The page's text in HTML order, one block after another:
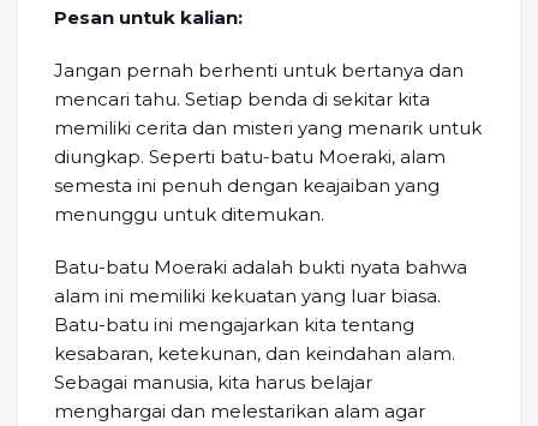
Pesan untuk kalian:
Jangan pernah berhenti untuk bertanya dan
mencari tahu. Setiap benda di sekitar kita
memiliki cerita dan misteri yang menarik untuk
diungkap. Seperti batu-batu Moeraki, alam
semesta ini penuh dengan keajaiban yang
menunggu untuk ditemukan.
Batu-batu Moeraki adalah bukti nyata bahwa
alam ini memiliki kekuatan yang luar biasa.
Batu-batu ini mengajarkan kita tentang
kesabaran, ketekunan, dan keindahan alam.
Sebagai manusia, kita harus belajar
menghargai dan melestarikan alam agar